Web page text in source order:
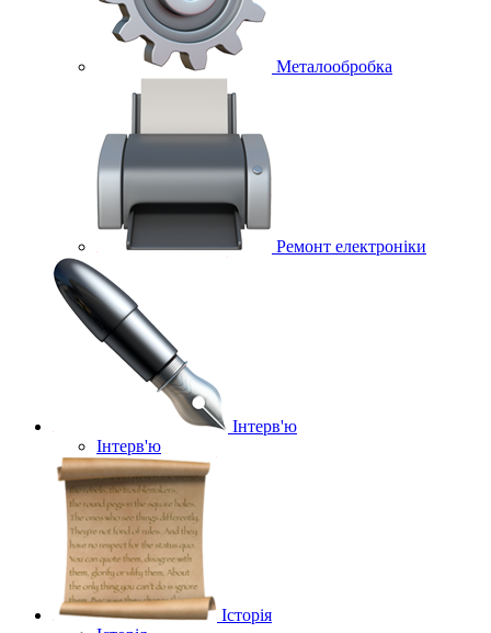
Металообробка
Ремонт електроніки
Інтерв'ю
Інтерв'ю
Історія